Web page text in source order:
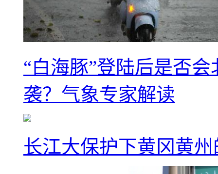
“白海豚”登陆后是否
袭？气象专家解读
长江大保护下黄冈黄